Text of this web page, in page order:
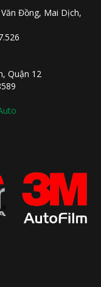
Đồng, Mai Dịch,
Quận 12